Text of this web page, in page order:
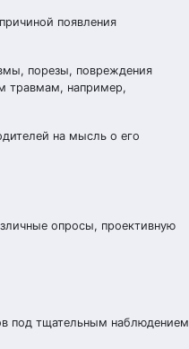
появления
порезы, повреждения
травмам, например,
на мысль о его
опросы, проективную
под тщательным наблюдением